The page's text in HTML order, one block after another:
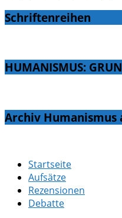
Schriftenreihen
HUMANISMUS:
Archiv Humanismus
Startseite
Aufsätze
Rezensionen
Debatte